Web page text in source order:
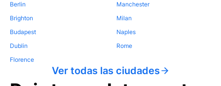
Berlin
Brighton
Budapest
Dublin
Florence
Manchester
Milan
Naples
Rome
Ver todas las ciudades